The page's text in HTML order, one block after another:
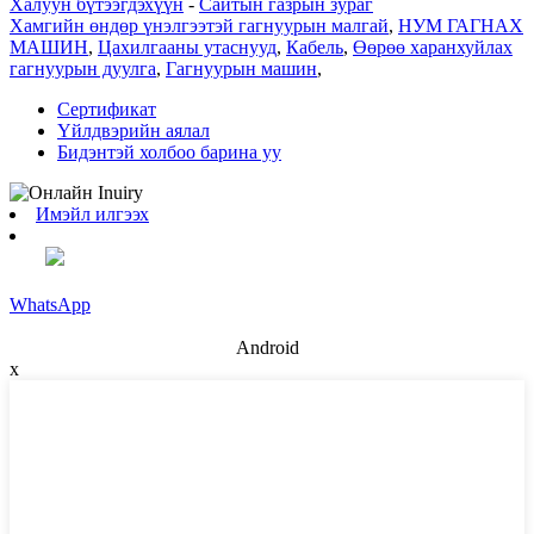
Халуун бүтээгдэхүүн - Сайтын газрын зураг
Хамгийн өндөр үнэлгээтэй гагнуурын малгай, НУМ ГАГНАХ
МАШИН, Цахилгааны утаснууд, Кабель, Өөрөө харанхуйлах
гагнуурын дуулга, Гагнуурын машин,
Сертификат
Үйлдвэрийн аялал
Бидэнтэй холбоо барина уу
Имэйл илгээх
WhatsApp
Android
x